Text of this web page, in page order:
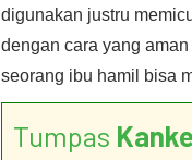
digunakan justru
dengan cara yang
seorang ibu hamil bisa
Tumpas